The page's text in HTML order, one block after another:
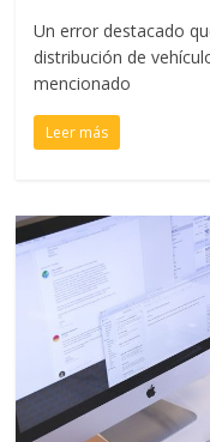
Un error destacado
distribución de
mencionado
Leer más